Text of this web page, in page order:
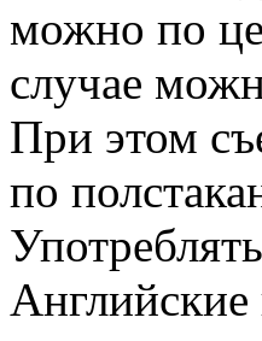
можно по
случае
При этом
по
Английские